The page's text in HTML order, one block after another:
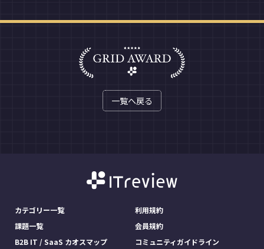
一覧へ戻る
カテゴリー一覧
課題一覧
B2B IT / SaaS カオスマップ
利用規約
会員規約
コミュニティガイドライン